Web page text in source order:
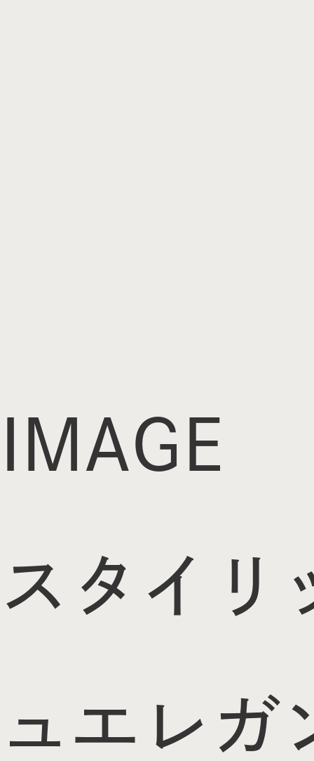
IMAGE
スタイリ
ュ エレガ